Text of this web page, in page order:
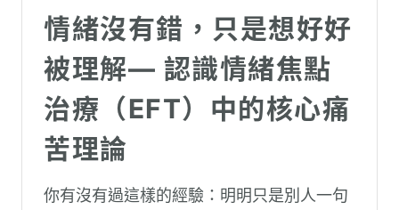
情緒沒有錯，只是想好好
被理解— 認識情緒焦點
治療（EFT）中的核心痛
苦理論
你有沒有過這樣的經驗：明明只是別人一句